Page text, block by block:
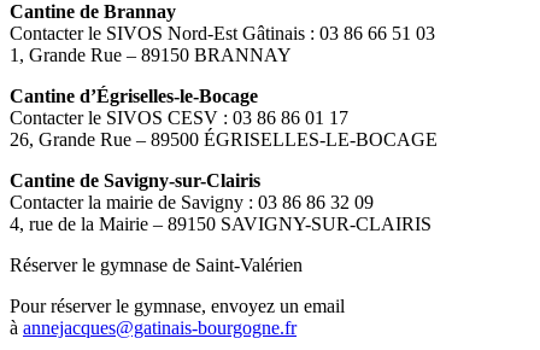
Cantine de Brannay
Contacter le SIVOS Nord-Est Gâtinais : 03 86 66 51 03
1, Grande Rue – 89150 BRANNAY
Cantine d’Égriselles-le-Bocage
Contacter le SIVOS CESV : 03 86 86 01 17
26, Grande Rue – 89500 ÉGRISELLES-LE-BOCAGE
Cantine de Savigny-sur-Clairis
Contacter la mairie de Savigny : 03 86 86 32 09
4, rue de la Mairie – 89150 SAVIGNY-SUR-CLAIRIS
Réserver le gymnase de Saint-Valérien
Pour réserver le gymnase, envoyez un email
à annejacques@gatinais-bourgogne.fr